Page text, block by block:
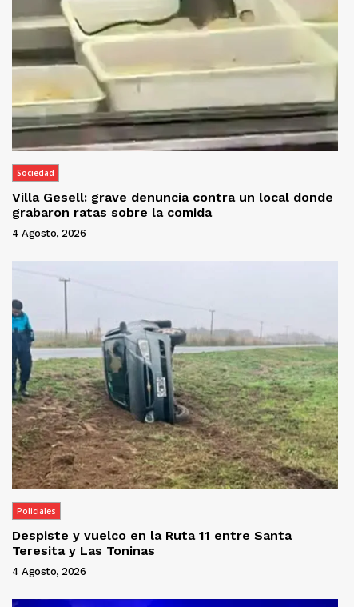
Sociedad
Villa Gesell: grave denuncia contra un local donde
grabaron ratas sobre la comida
4 Agosto, 2026
Policiales
Despiste y vuelco en la Ruta 11 entre Santa
Teresita y Las Toninas
4 Agosto, 2026